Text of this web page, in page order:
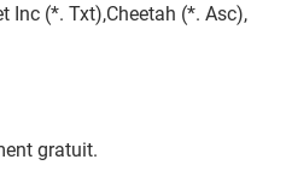
Inc (*. Txt),Cheetah (*. Asc),
gratuit.